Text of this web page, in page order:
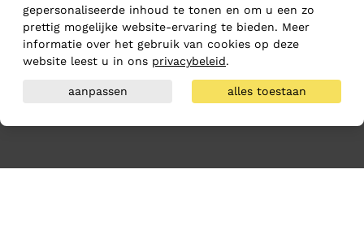
gepersonaliseerde inhoud te tonen en om u een zo
prettig mogelijke website-ervaring te bieden. Meer
informatie over het gebruik van cookies op deze
website leest u in ons privacybeleid.
aanpassen alles toestaan